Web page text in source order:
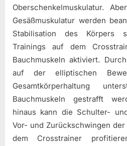
Oberschenkelmuskulatur.
Gesäßmuskulatur werden
Stabilisation des Körpers
Trainings auf dem
Bauchmuskeln aktiviert.
auf der elliptischen
Gesamtkörperhaltung
Bauchmuskeln gestrafft
hinaus kann die Schulter-
Vor- und Zurückschwingen
dem Crosstrainer